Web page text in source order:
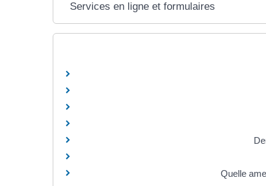
Services en ligne et formulaires
Quelle